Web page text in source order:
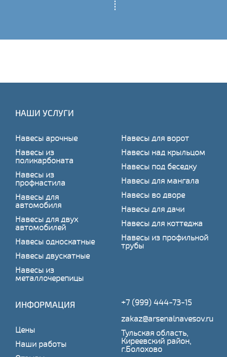
НАШИ УСЛУГИ
Навесы арочные
Навесы из
поликарбоната
Навесы из
профнастила
Навесы для
автомобиля
Навесы для двух
автомобилей
Навесы односкатные
Навесы двускатные
Навесы из
металлочерепицы
Навесы для ворот
Навесы над крыльцом
Навесы под беседку
Навесы для мангала
Навесы во дворе
Навесы для дачи
Навесы для коттеджа
Навесы из профильной
трубы
ИНФОРМАЦИЯ
Цены
Наши работы
+7 (999) 444-73-15
zakaz@arsenalnavesov.ru
Тульская область,
Киреевский район,
г.Болохово